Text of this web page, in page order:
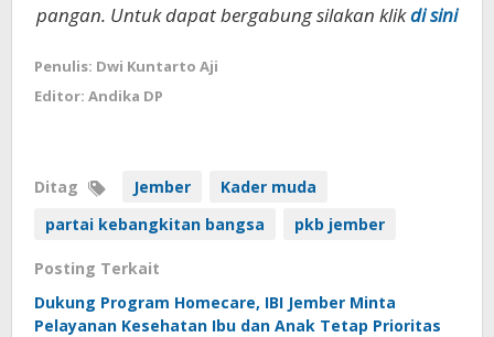
pangan. Untuk dapat bergabung silakan klikdi sini
Penulis: Dwi Kuntarto Aji
Editor: Andika DP
Ditag Jember
Kader muda
partai kebangkitan bangsa
pkb jember
Posting Terkait
Dukung Program Homecare, IBI Jember Minta
Pelayanan Kesehatan Ibu dan Anak Tetap Prioritas